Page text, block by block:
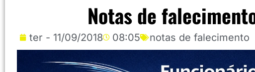
Notas de
ter - 11/09/2018 08:05 notas de falecimento